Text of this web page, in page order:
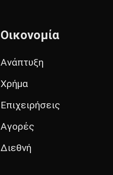
Οικονομία
Ανάπτυξη
Χρήμα
Επιχειρήσεις
Αγορές
Διεθνή